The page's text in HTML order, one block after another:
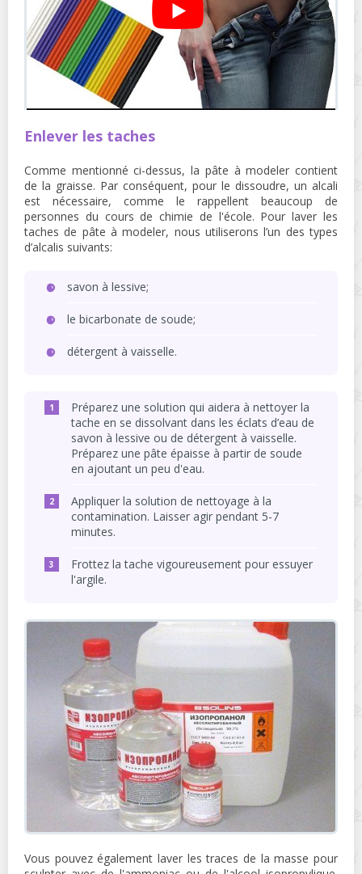
Enlever les taches
Comme mentionné ci-dessus, la pâte à modeler contient
de la graisse. Par conséquent, pour le dissoudre, un alcali
est nécessaire, comme le rappellent beaucoup de
personnes du cours de chimie de l'école. Pour laver les
taches de pâte à modeler, nous utiliserons l’un des types
d’alcalis suivants:
savon à lessive;
le bicarbonate de soude;
détergent à vaisselle.
Préparez une solution qui aidera à nettoyer la
tache en se dissolvant dans les éclats d’eau de
savon à lessive ou de détergent à vaisselle.
Préparez une pâte épaisse à partir de soude
en ajoutant un peu d'eau.
Appliquer la solution de nettoyage à la
contamination. Laisser agir pendant 5-7
minutes.
Frottez la tache vigoureusement pour essuyer
l'argile.
Vous pouvez également laver les traces de la masse pour